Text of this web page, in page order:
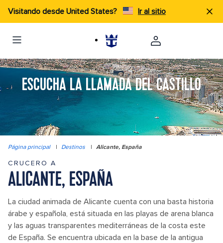
Visitando desde United States? Ir al sitio
ESCUCHA LA LLAMADA DEL CASTILLO
Página principal | Destinos | Alicante, España
CRUCERO A
ALICANTE, ESPAÑA
La ciudad animada de Alicante cuenta con una basta historia
árabe y española, está situada en las playas de arena blanca
y las aguas transparentes mediterráneas de la costa este
de España. Se encuentra ubicada en la base de la antigua